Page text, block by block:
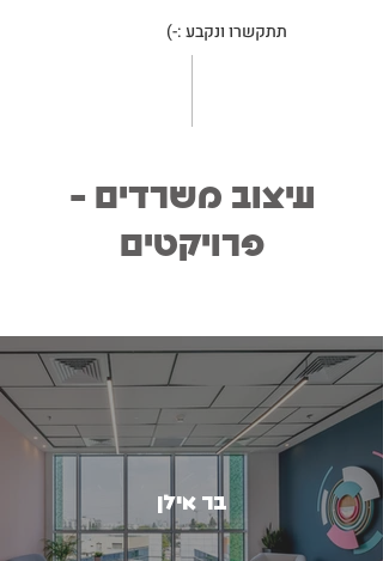
תתקשרו ונקבע :-)
עיצוב משרדים -
פרויקטים
בר אילן